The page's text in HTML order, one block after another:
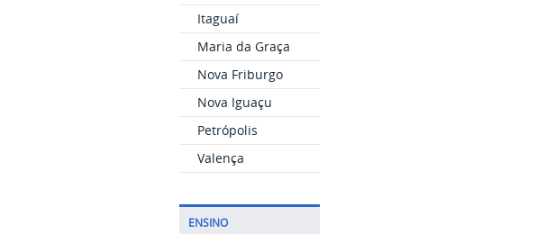
Itaguaí
Maria da Graça
Nova Friburgo
Nova Iguaçu
Petrópolis
Valença
ENSINO